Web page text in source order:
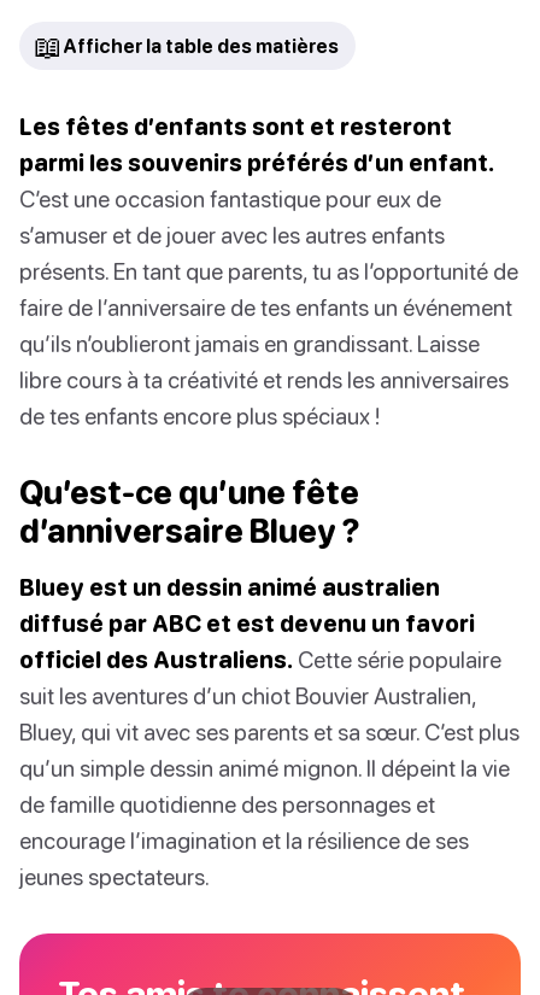
📖 Afficher la table des matières
Les fêtes d’enfants sont et resteront
parmi les souvenirs préférés d’un enfant.
C’est une occasion fantastique pour eux de
s’amuser et de jouer avec les autres enfants
présents. En tant que parents, tu as l’opportunité de
faire de l’anniversaire de tes enfants un événement
qu’ils n’oublieront jamais en grandissant. Laisse
libre cours à ta créativité et rends les anniversaires
de tes enfants encore plus spéciaux !
Qu’est-ce qu’une fête
d’anniversaire Bluey ?
Bluey est un dessin animé australien
diffusé par ABC et est devenu un favori
officiel des Australiens. Cette série populaire
suit les aventures d’un chiot Bouvier Australien,
Bluey, qui vit avec ses parents et sa sœur. C’est plus
qu’un simple dessin animé mignon. Il dépeint la vie
de famille quotidienne des personnages et
encourage l’imagination et la résilience de ses
jeunes spectateurs.